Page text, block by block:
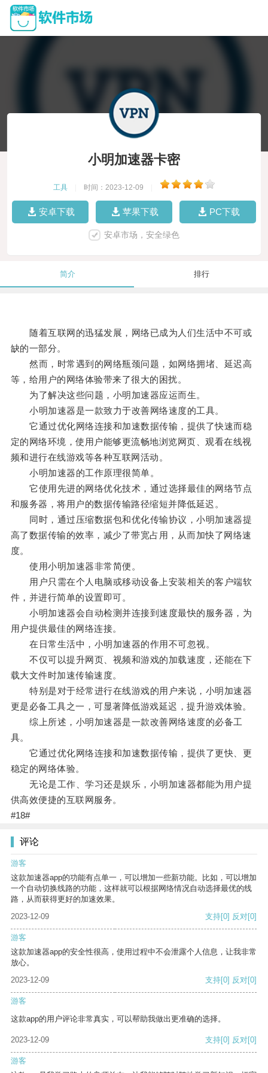
小明加速器卡密
工具 时间：2023-12-09
安卓下载 苹果下载 PC下载
安卓市场，安全绿色
简介 排行
随着互联网的迅猛发展，网络已成为人们生活中不可或
缺的一部分。
然而，时常遇到的网络瓶颈问题，如网络拥堵、延迟高
等，给用户的网络体验带来了很大的困扰。
为了解决这些问题，小明加速器应运而生。
小明加速器是一款致力于改善网络速度的工具。
它通过优化网络连接和加速数据传输，提供了快速而稳
定的网络环境，使用户能够更流畅地浏览网页、观看在线视
频和进行在线游戏等各种互联网活动。
小明加速器的工作原理很简单。
它使用先进的网络优化技术，通过选择最佳的网络节点
和服务器，将用户的数据传输路径缩短并降低延迟。
同时，通过压缩数据包和优化传输协议，小明加速器提
高了数据传输的效率，减少了带宽占用，从而加快了网络速
度。
使用小明加速器非常简便。
用户只需在个人电脑或移动设备上安装相关的客户端软
件，并进行简单的设置即可。
小明加速器会自动检测并连接到速度最快的服务器，为
用户提供最佳的网络连接。
在日常生活中，小明加速器的作用不可忽视。
不仅可以提升网页、视频和游戏的加载速度，还能在下
载大文件时加速传输速度。
特别是对于经常进行在线游戏的用户来说，小明加速器
更是必备工具之一，可显著降低游戏延迟，提升游戏体验。
综上所述，小明加速器是一款改善网络速度的必备工
具。
它通过优化网络连接和加速数据传输，提供了更快、更
稳定的网络体验。
无论是工作、学习还是娱乐，小明加速器都能为用户提
供高效便捷的互联网服务。
#18#
评论
游客
这款加速器app的功能有点单一，可以增加一些新功能。比如，可以增加
一个自动切换线路的功能，这样就可以根据网络情况自动选择最优的线
路，从而获得更好的加速效果。
2023-12-09
支持[0] 反对[0]
游客
这款加速器app的安全性很高，使用过程中不会泄露个人信息，让我非常
放心。
2023-12-09
支持[0] 反对[0]
游客
这款app的用户评论非常真实，可以帮助我做出更准确的选择。
2023-12-09 支持[0] 反对[0]
游客